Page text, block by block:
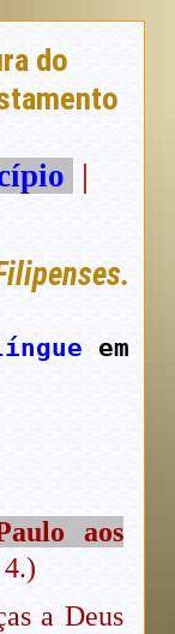
do
|
em
aos
a Deus